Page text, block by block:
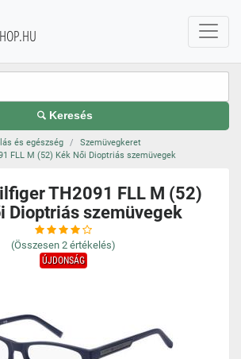
Keresés
és egészség
Szemüvegkeret
FLL M (52) Kék Női Dioptriás szemüvegek
TH2091 FLL M (52)
Dioptriás szemüvegek
(Összesen 2 értékelés)
ÚJDONSÁG